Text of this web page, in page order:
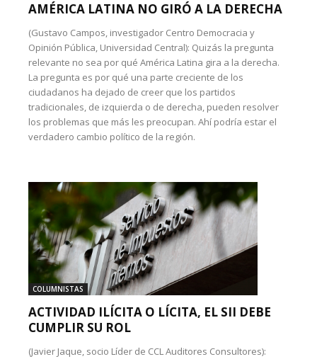
AMÉRICA LATINA NO GIRÓ A LA DERECHA
(Gustavo Campos, investigador Centro Democracia y
Opinión Pública, Universidad Central): Quizás la pregunta
relevante no sea por qué América Latina gira a la derecha.
La pregunta es por qué una parte creciente de los
ciudadanos ha dejado de creer que los partidos
tradicionales, de izquierda o de derecha, pueden resolver
los problemas que más les preocupan. Ahí podría estar el
verdadero cambio político de la región.
COLUMNISTAS
ACTIVIDAD ILÍCITA O LÍCITA, EL SII DEBE
CUMPLIR SU ROL
(Javier Jaque, socio Líder de CCL Auditores Consultores):